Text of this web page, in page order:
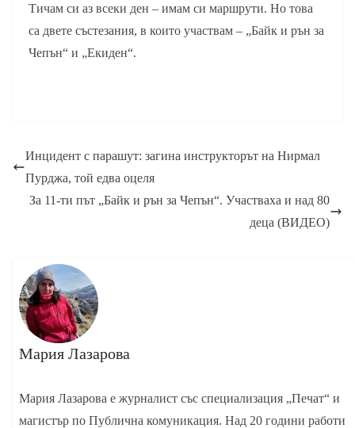
Тичам си аз всеки ден – имам си маршрути. Но това
са двете състезания, в които участвам – „Байк и рън за
Чепън“ и „Екиден“.
Инцидент с парашут: загина инструкторът на Нирмал
Пурджа, той едва оцеля
За 11-ти път „Байк и рън за Чепън“. Участваха и над 80
деца (ВИДЕО)
Мария Лазарова
Мария Лазарова е журналист със специализация „Печат“ и
магистър по Публична комуникация. Над 20 години работи